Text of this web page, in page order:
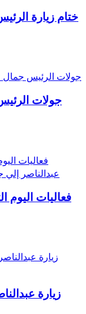
ختام زيارة
جولات
فعاليات اليوم
زيارة